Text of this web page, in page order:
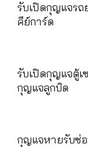
รับเปิดกุญแจร
คีย์การ์ด
รับเปิดกุญแจตู้เ
กุญแจลูกบิด
กุญแจหายรับซ่